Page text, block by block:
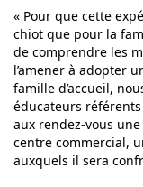
« Pour que cette
chiot que pour la
de comprendre les
l’amener à adopter
famille d’accueil,
éducateurs
aux rendez-vous
centre commercial,
auxquels il sera